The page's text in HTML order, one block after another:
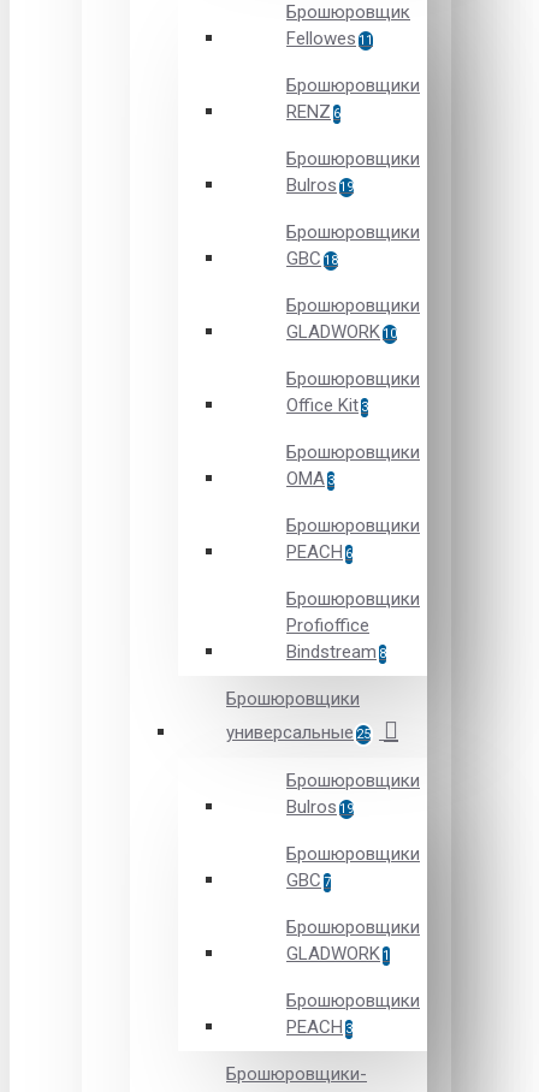
Брошюровщик
Fellowes 11
Брошюровщики
RENZ 6
Брошюровщики
Bulros 19
Брошюровщики
GBC 18
Брошюровщики
GLADWORK10
Брошюровщики
Office Kit 3
Брошюровщики
OMA 3
Брошюровщики
PEACH 6
Брошюровщики
Profioffice
Bindstream 8
Брошюровщики
универсальные 25
Брошюровщики
Bulros 19
Брошюровщики
GBC 7
Брошюровщики
GLADWORK 1
Брошюровщики
PEACH 3
Брошюровщики-